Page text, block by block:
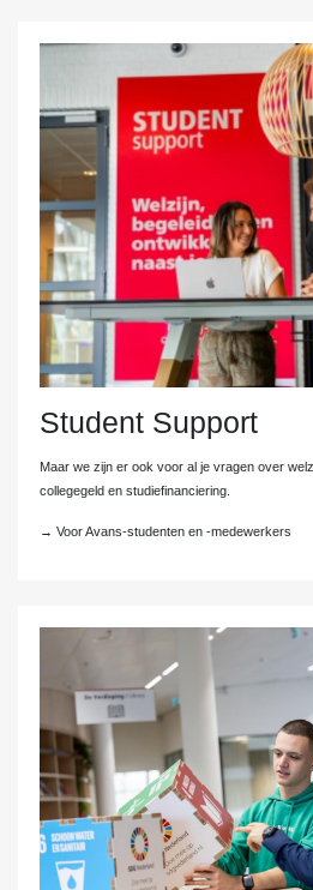
Student Support
Maar we zijn er ook voor al je vragen over
collegegeld en studiefinanciering.
→ Voor Avans-studenten en -medewerkers